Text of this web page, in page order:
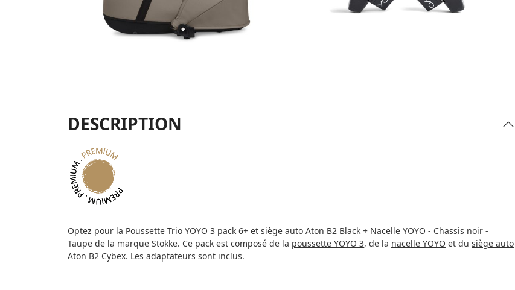
DESCRIPTION
Optez pour la Poussette Trio YOYO 3 pack 6+ et siège auto Aton B2 Black + Nacelle YOYO - Chassis noir -
Taupe de la marque Stokke. Ce pack est composé de la poussette YOYO 3, de la nacelle YOYO et du siège auto
Aton B2 Cybex. Les adaptateurs sont inclus.